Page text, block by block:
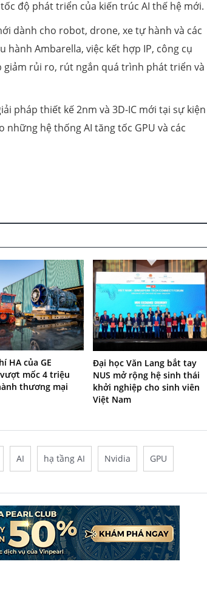
độ phát triển của kiến trúc AI thế hệ mới.
dành cho robot, drone, xe tự hành và các
hành Ambarella, việc kết hợp IP, công cụ
rủi ro, rút ngắn quá trình phát triển và
pháp thiết kế 2nm và 3D-IC mới tại sự kiện
những hệ thống AI tăng tốc GPU và các
HA của GE
mốc 4 triệu
thương mại
Đại học Văn Lang bắt tay
NUS mở rộng hệ sinh thái
khởi nghiệp cho sinh viên
Việt Nam
AI hạ tầng AI Nvidia GPU